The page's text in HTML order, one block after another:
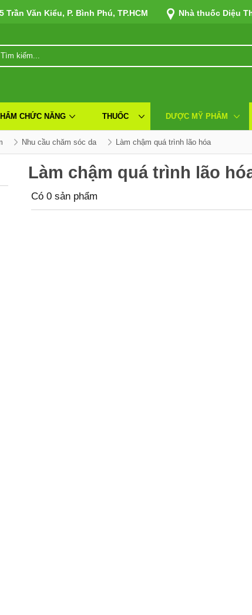
Văn Kiểu, P. Bình Phú, TP.HCM Nhà thuốc Diệu
CHỨC NĂNG THUỐC DƯỢC MỸ PHẨM
Nhu cầu chăm sóc da làm chậm quá trình lão hóa
Làm chậm quá trình lão
Có 0 sản phẩm